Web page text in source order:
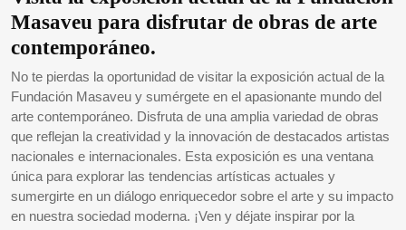
Masaveu para disfrutar de obras de arte
contemporáneo.
No te pierdas la oportunidad de visitar la exposición actual de la
Fundación Masaveu y sumérgete en el apasionante mundo del
arte contemporáneo. Disfruta de una amplia variedad de obras
que reflejan la creatividad y la innovación de destacados artistas
nacionales e internacionales. Esta exposición es una ventana
única para explorar las tendencias artísticas actuales y
sumergirte en un diálogo enriquecedor sobre el arte y su impacto
en nuestra sociedad moderna. ¡Ven y déjate inspirar por la